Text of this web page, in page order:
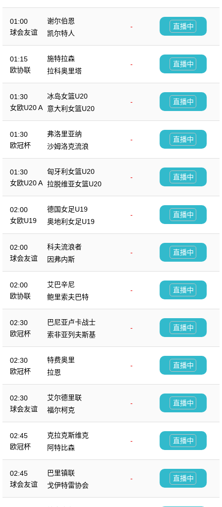
01:00
球会友谊
谢尔伯恩
-
凯尔特人
直播中
01:15
欧协联
施特拉森
-
拉科奥里塔
直播中
01:30
女欧U20 A
冰岛女篮U20
-
意大利女篮U20
直播中
01:30
欧冠杯
弗洛里亚纳
-
沙姆洛克流浪
直播中
01:30
女欧U20 A
匈牙利女篮U20
-
拉脱维亚女篮U20
直播中
02:00
女欧U19
德国女足U19
-
奥地利女足U19
直播中
02:00
球会友谊
科夫流浪者
-
因弗内斯
直播中
02:00
欧协联
艾巴辛尼
-
鲍里索夫巴特
直播中
02:30
欧冠杯
巴尼亚卢卡战士
-
索非亚列夫斯基
直播中
02:30
欧冠杯
特费奥里
-
拉恩
直播中
02:30
球会友谊
艾尔德里联
-
福尔柯克
直播中
02:45
欧冠杯
克拉克斯维克
-
阿特比森
直播中
02:45
球会友谊
巴里镇联
-
戈伊特雷协会
直播中